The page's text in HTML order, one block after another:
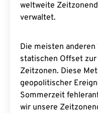
weltweite
verwaltet.
Die meisten
statischen Offset
Zeitzonen. Diese
geopolitischer
Sommerzeit
wir unsere